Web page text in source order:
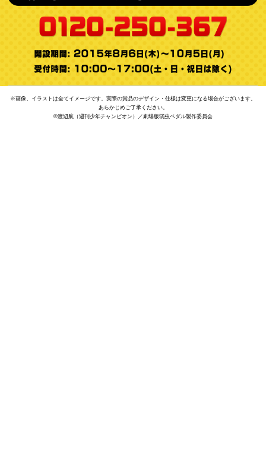
※画像、イラストは全てイメージです。実際の賞品のデザイン・仕様は変更になる場合がございます。
あらかじめご了承ください。
©渡辺航（週刊少年チャンピオン）／劇場版弱虫ペダル製作委員会